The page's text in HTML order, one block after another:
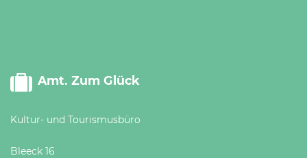
Amt. Zum Glück
Kultur- und Tourismusbüro
Bleeck 16